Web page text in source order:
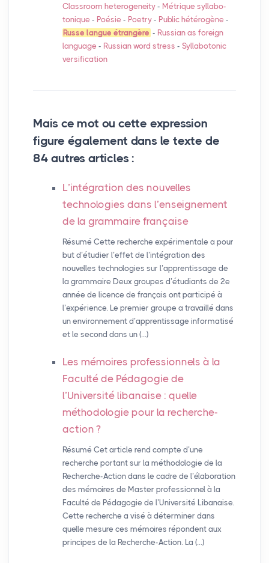
Classroom heterogeneity- Métrique syllabo-
tonique - Poésie - Poetry- Public hétérogène -
Russe langue étrangère - Russian as foreign
language - Russian word stress - Syllabotonic
versification
Mais ce mot ou cette expression
figure également dans le texte de
84 autres articles :
L’intégration des nouvelles
technologies dans l’enseignement
de la grammaire française
Résumé Cette recherche expérimentale a pour
but d’étudier l’effet de l’intégration des
nouvelles technologies sur l’apprentissage de
la grammaire Deux groupes d’étudiants de 2e
année de licence de français ont participé à
l’expérience. Le premier groupe a travaillé dans
un environnement d’apprentissage informatisé
et le second dans un (…)
Les mémoires professionnels à la
Faculté de Pédagogie de
l’Université libanaise : quelle
méthodologie pour la recherche-
action ?
Résumé Cet article rend compte d’une
recherche portant sur la méthodologie de la
Recherche-Action dans le cadre de l’élaboration
des mémoires de Master professionnel à la
Faculté de Pédagogie de l’Université Libanaise.
Cette recherche a visé à déterminer dans
quelle mesure ces mémoires répondent aux
principes de la Recherche-Action. La (…)